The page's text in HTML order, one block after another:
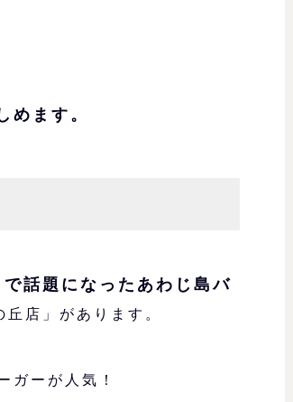
めます。
話題になったあわじ島バ
店」があります。
ガーが人気！